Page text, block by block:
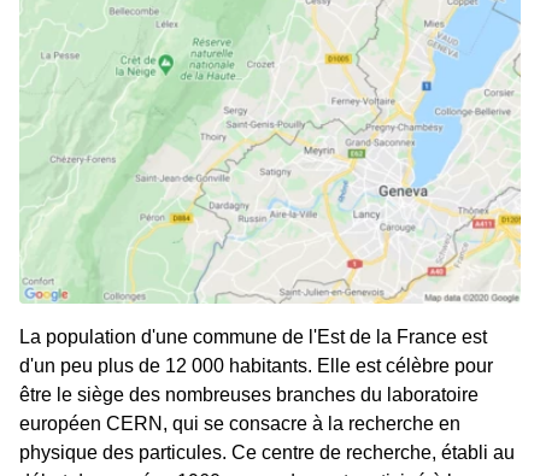
La population d'une commune de l'Est de la France est
d'un peu plus de 12 000 habitants. Elle est célèbre pour
être le siège des nombreuses branches du laboratoire
européen CERN, qui se consacre à la recherche en
physique des particules. Ce centre de recherche, établi au